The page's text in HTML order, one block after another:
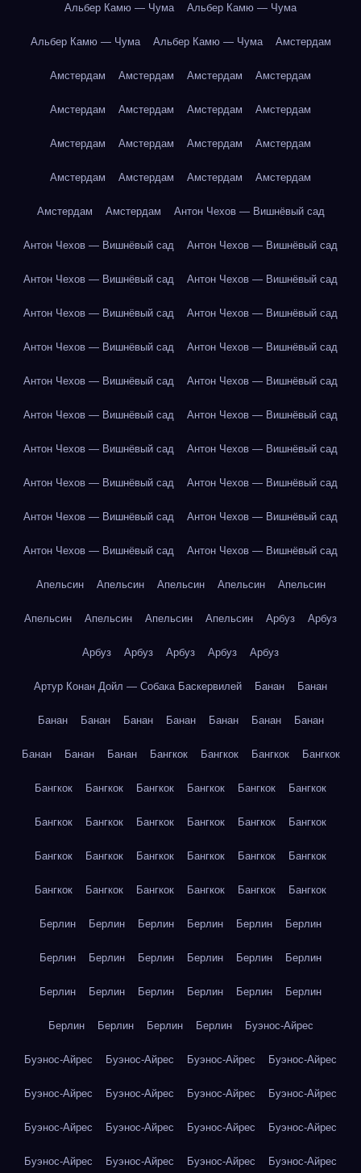
Альбер Камю — Чума Альбер Камю — Чума
Альбер Камю — Чума Альбер Камю — Чума Амстердам
Амстердам Амстердам Амстердам Амстердам
Амстердам Амстердам Амстердам Амстердам
Амстердам Амстердам Амстердам Амстердам
Амстердам Амстердам Амстердам Амстердам
Амстердам Амстердам Антон Чехов — Вишнёвый сад
Антон Чехов — Вишнёвый сад Антон Чехов — Вишнёвый сад
Антон Чехов — Вишнёвый сад Антон Чехов — Вишнёвый сад
Антон Чехов — Вишнёвый сад Антон Чехов — Вишнёвый сад
Антон Чехов — Вишнёвый сад Антон Чехов — Вишнёвый сад
Антон Чехов — Вишнёвый сад Антон Чехов — Вишнёвый сад
Антон Чехов — Вишнёвый сад Антон Чехов — Вишнёвый сад
Антон Чехов — Вишнёвый сад Антон Чехов — Вишнёвый сад
Антон Чехов — Вишнёвый сад Антон Чехов — Вишнёвый сад
Антон Чехов — Вишнёвый сад Антон Чехов — Вишнёвый сад
Антон Чехов — Вишнёвый сад Антон Чехов — Вишнёвый сад
Апельсин Апельсин Апельсин Апельсин Апельсин
Апельсин Апельсин Апельсин Апельсин Арбуз Арбуз
Арбуз Арбуз Арбуз Арбуз Арбуз
Артур Конан Дойл — Собака Баскервилей Банан Банан
Банан Банан Банан Банан Банан Банан Банан
Банан Банан Банан Бангкок Бангкок Бангкок Бангкок
Бангкок Бангкок Бангкок Бангкок Бангкок Бангкок
Бангкок Бангкок Бангкок Бангкок Бангкок Бангкок
Бангкок Бангкок Бангкок Бангкок Бангкок Бангкок
Бангкок Бангкок Бангкок Бангкок Бангкок Бангкок
Берлин Берлин Берлин Берлин Берлин Берлин
Берлин Берлин Берлин Берлин Берлин Берлин
Берлин Берлин Берлин Берлин Берлин Берлин
Берлин Берлин Берлин Берлин Буэнос-Айрес
Буэнос-Айрес Буэнос-Айрес Буэнос-Айрес Буэнос-Айрес
Буэнос-Айрес Буэнос-Айрес Буэнос-Айрес Буэнос-Айрес
Буэнос-Айрес Буэнос-Айрес Буэнос-Айрес Буэнос-Айрес
Буэнос-Айрес Буэнос-Айрес Буэнос-Айрес Буэнос-Айрес